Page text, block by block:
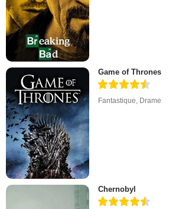
Game of Thrones
Fantastique, Drame
Chernobyl